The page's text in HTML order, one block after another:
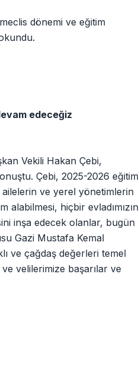
dönemi ve eğitim
edeceğiz
Vekili Hakan Çebi,
Çebi, 2025-2026 eğitim
ailelerin ve yerel yönetimlerin
hiçbir evladımızın
inşa edecek olanlar, bugün
Gazi Mustafa Kemal
ve çağdaş değerleri temel
velilerimize başarılar ve